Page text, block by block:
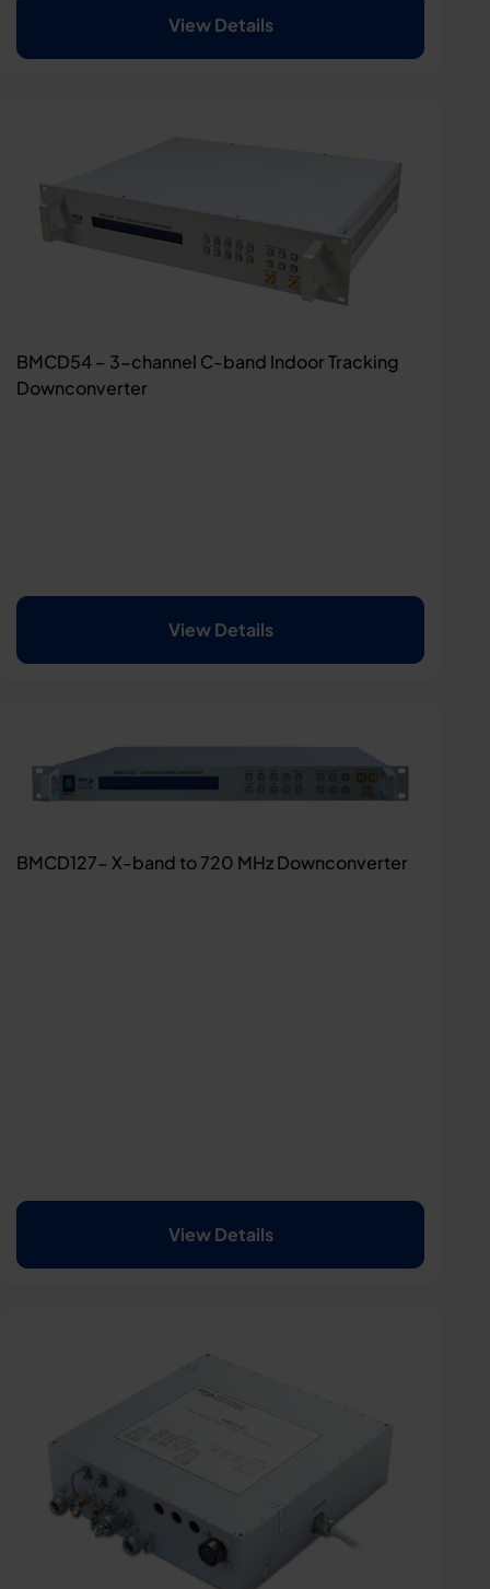
View Details
BMCD54 – 3-channel C-band Indoor Tracking
Downconverter
View Details
BMCD127- X-band to 720 MHz Downconverter
View Details